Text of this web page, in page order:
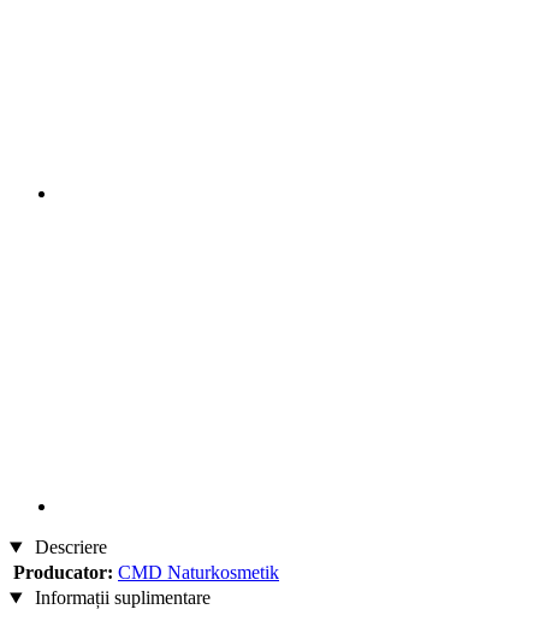
Descriere
Producator: CMD Naturkosmetik
Informații suplimentare